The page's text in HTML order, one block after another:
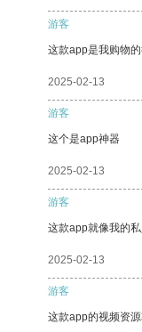
游客
这款app是我购物
2025-02-13
游客
这个是app神器
2025-02-13
游客
这款app就像我的
2025-02-13
游客
这款app的视频资